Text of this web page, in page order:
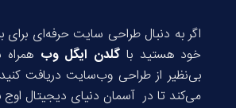
اگر به دنبال طراحی سایت حرفه‌ای برای
خود هستید باگلدن ایگل وب
بی‌نظیر از طراحی وب‌سایت دریافت
می‌کند تا در آسمان دنیای دیجیتال اوج